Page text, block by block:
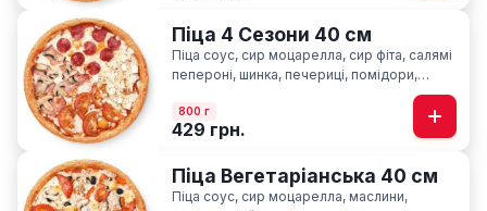
Піца 4 Сезони 40 см
Піца соус, сир моцарелла, cир фіта, салямі
пепероні, шинка, печериці, помідори,
800 г
429 грн.
Піца Вегетаріанська 40 см
Піца соус, сир моцарелла, маслини,